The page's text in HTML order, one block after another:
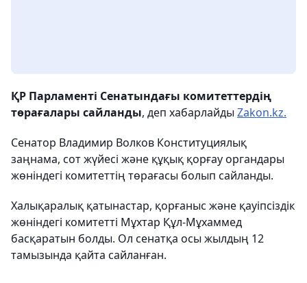
ҚР Парламенті Сенатындағы комитеттердің
төрағалары сайланды, деп хабарлайды Zakon.kz.
Сенатор Владимир Волков Конституциялық
заңнама, сот жүйесі және құқық қорғау органдары
жөніндегі комитеттің төрағасы болып сайланды.
Халықаралық қатынастар, қорғаныс және қауіпсіздік
жөніндегі комитетті Мұхтар Құл-Мұхаммед
басқаратын болды. Ол сенатқа осы жылдың 12
тамызында қайта сайланған.